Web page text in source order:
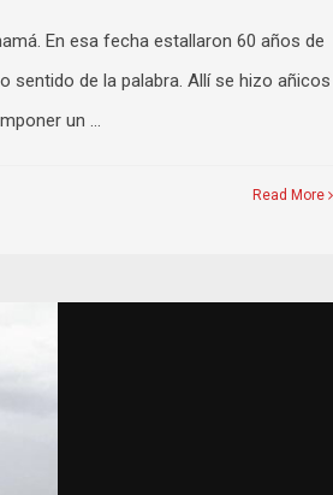
En esa fecha estallaron 60 años de
sentido de la palabra. Allí se hizo añicos
un …
Read More